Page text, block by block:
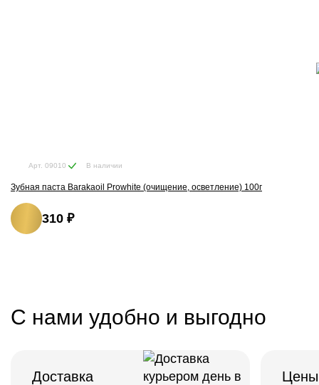
Арт. 09010 В наличии
Зубная паста Barakaoil Prowhite (очищение, осветление) 100г
310 ₽
С нами удобно и выгодно
Доставка